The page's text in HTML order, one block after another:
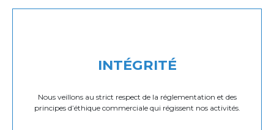
INTÉGRITÉ
Nous veillons au strict respect de la réglementation et des
principes d’éthique commerciale qui régissent nos activités.